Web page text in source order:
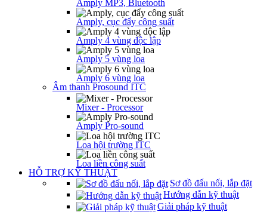
Amply MP3, Bluetooth
Amply, cục đẩy công suất
Amply 4 vùng độc lập
Amply 5 vùng loa
Amply 6 vùng loa
Âm thanh Prosound ITC
Mixer - Processor
Amply Pro-sound
Loa hội trường ITC
Loa liền công suất
HỖ TRỢ KỸ THUẬT
Sơ đồ đấu nối, lắp đặt
Hướng dẫn kỹ thuật
Giải pháp kỹ thuật